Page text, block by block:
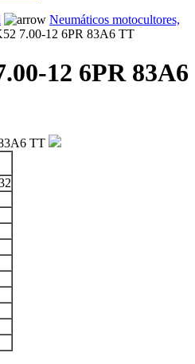
Neumáticos motocultores,
7.00-12 6PR 83A6 TT
12 6PR 83A6